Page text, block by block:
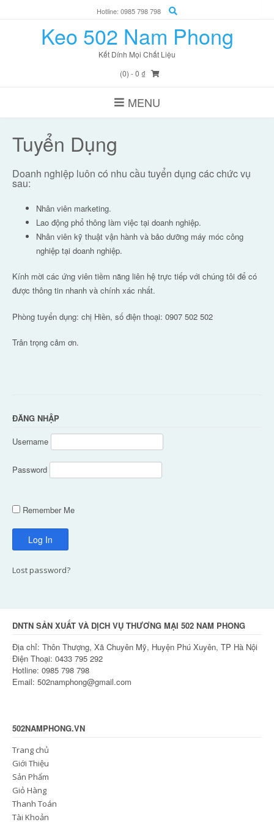
Hotline: 0985 798 798
Keo 502 Nam Phong
Kết Dính Mọi Chất Liệu
(0) - 0 ₫
MENU
Tuyển Dụng
Doanh nghiệp luôn có nhu cầu tuyển dụng các chức vụ
sau:
Nhân viên marketing.
Lao động phổ thông làm việc tại doanh nghiệp.
Nhân viên kỹ thuật vận hành và bảo dưỡng máy móc công
nghiệp tại doanh nghiệp.
Kính mời các ứng viên tiềm năng liên hệ trực tiếp với chúng tôi để có
được thông tin nhanh và chính xác nhất.
Phòng tuyển dụng: chị Hiền, số điện thoại: 0907 502 502
Trân trọng cảm ơn.
ĐĂNG NHẬP
Username
Password
Remember Me
Lost password?
DNTN SẢN XUẤT VÀ DỊCH VỤ THƯƠNG MẠI 502 NAM PHONG
Địa chỉ: Thôn Thượng, Xã Chuyên Mỹ, Huyện Phú Xuyên, TP Hà Nội
Điện Thoại: 0433 795 292
Hotline: 0985 798 798
Email: 502namphong@gmail.com
502NAMPHONG.VN
Trang chủ
Giới Thiệu
Sản Phẩm
Giỏ Hàng
Thanh Toán
Tài Khoản